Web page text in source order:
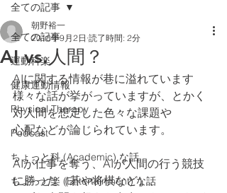
全ての記事
運動科楽
健康運動情報
Physical Therapy
Podcast
ちょっと科 (Academic) な話
ちょっと楽 (Entertainment) な話
全ての記事
AI vs.人間？
朝野裕一
2018年9月2日 読了時間: 2分
AIに関する情報が巷に溢れています
様々な話が挙がっていますが、とかく
対人間を想定した色々な課題や
心配などが論じられています。
AIが仕事を奪う、AIが人間の行う競技
に勝った（碁や将棋など）、